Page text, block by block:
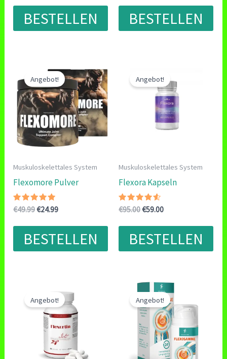
von 5 war:
€49.00
ist:
€24.50.
BESTELLEN
von 5 war:
€94.00
ist:
€47.00.
BESTELLEN
Angebot!
Muskuloskelettales System
Flexomore Pulver
Bewertet
von 5
€49.99Ursprünglicher
war:
€49.99
€24.99Aktueller
ist:
€24.99.
BESTELLEN
Angebot!
Muskuloskelettales System
Flexora Kapseln
Bewertet
von 5
€95.00Ursprünglicher
war:
€95.00
€59.00Aktueller
ist:
€59.00.
BESTELLEN
Angebot! Angebot!